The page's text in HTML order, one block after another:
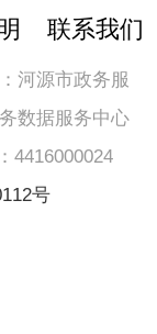
联系我们
河源市政务服
数据服务中心
4416000024
号